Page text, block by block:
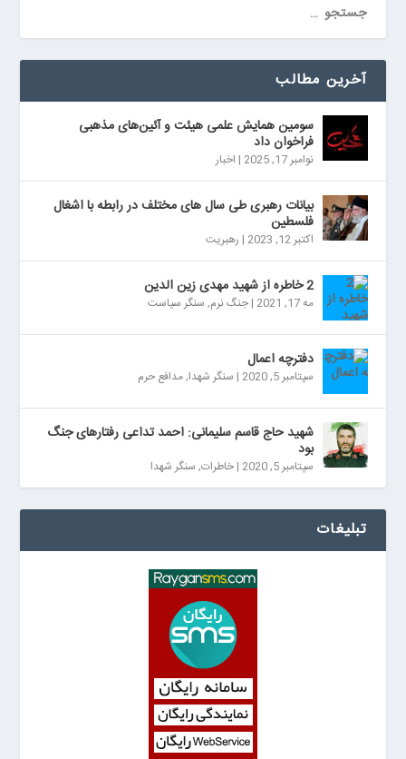
آخرین مطالب
سومین همایش علمی هیئت و آئین‌های مذهبی
فراخوان داد
نوامبر 17, 2025 | اخبار
بیانات رهبری طی سال های مختلف در رابطه با اشغال
فلسطین
اکتبر 12, 2023 | رهبریت
2 خاطره از شهید مهدی زین الدین
مه 17, 2021 |جنگ نرم, سنگر سیاست
دفترچه اعمال
سپتامبر 5, 2020 | سنگر شهدا,مدافع حرم
شهید حاج قاسم سلیمانی: احمد تداعی رفتارهای جنگ
بود
سپتامبر 5, 2020 |خاطرات, سنگر شهدا
تبلیغات